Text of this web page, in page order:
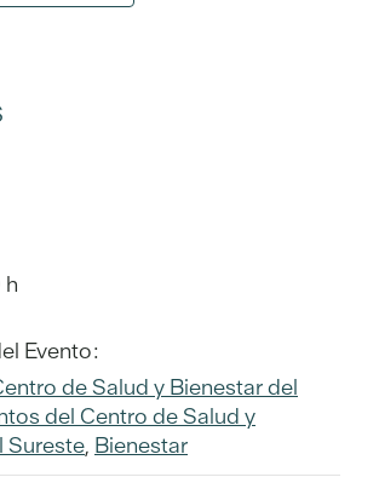
h
Evento:
de Salud y Bienestar del
del Centro de Salud y
Sureste, Bienestar